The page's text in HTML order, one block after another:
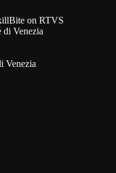
on RTVS
di Venezia
Venezia